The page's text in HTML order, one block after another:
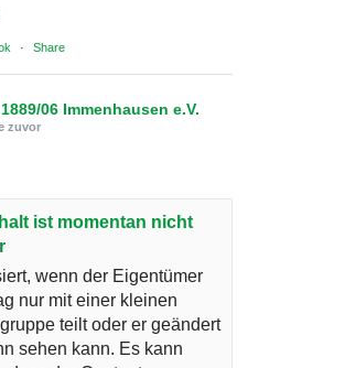
· Share
06 Immenhausen e.V.
zuvor
ist momentan nicht
wenn der Eigentümer
nur mit einer kleinen
teilt oder er geändert
sehen kann. Es kann